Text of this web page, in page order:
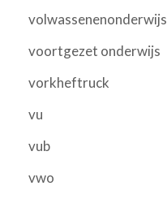
volwassenenonderwijs
voortgezet onderwijs
vorkheftruck
vu
vub
vwo